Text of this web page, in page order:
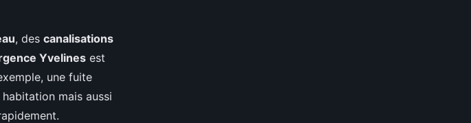
, des canalisations
Yvelines est
une fuite
mais aussi